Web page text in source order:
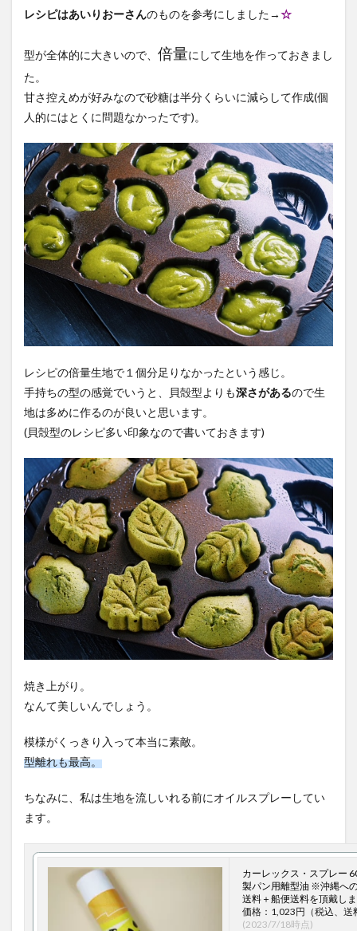
レシピはあいりおーさんのものを参考にしました→☆
型が全体的に大きいので、 倍量にして生地を作っておきまし
た。
甘さ控えめが好みなので砂糖は半分くらいに減らして作成(個
人的にはとくに問題なかったです)。
レシピの倍量生地で１個分足りなかったという感じ。
手持ちの型の感覚でいうと、貝殻型よりも深さがあるので生
地は多めに作るのが良いと思います。
(貝殻型のレシピ多い印象なので書いておきます)
焼き上がり。
なんて美しいんでしょう。
模様がくっきり入って本当に素敵。
型離れも最高。
ちなみに、私は生地を流しいれる前にオイルスプレーしてい
ます。
カーレックス・スプレー
製パン用離型油 ※沖縄へ
送料＋船便送料を頂戴し
価格：1,023円（税込、送
(2023/7/18時点)